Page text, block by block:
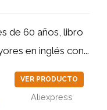
de 60 años, libro
en inglés con...
VER PRODUCTO
Aliexpress